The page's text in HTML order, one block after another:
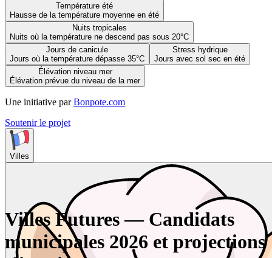
Température été
Hausse de la température moyenne en été
Nuits tropicales
Nuits où la température ne descend pas sous 20°C
Jours de canicule
Jours où la température dépasse 35°C
Stress hydrique
Jours avec sol sec en été
Élévation niveau mer
Élévation prévue du niveau de la mer
Une initiative par Bonpote.com
Soutenir le projet
Villes
Villes Futures — Candidats
municipales 2026 et projections